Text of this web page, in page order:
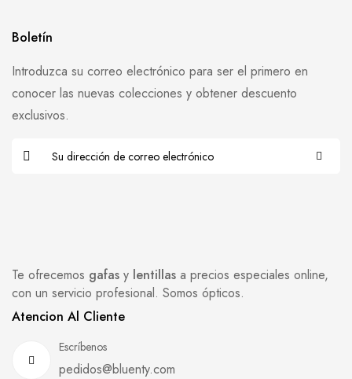
Te ofrecemos gafas y lentillas a precios especiales online,
con un servicio profesional. Somos ópticos.
Atencion Al Cliente
Escríbenos
pedidos@bluenty.com
Boletín
Introduzca su correo electrónico para ser el primero en
conocer las nuevas colecciones y obtener descuento
exclusivos.